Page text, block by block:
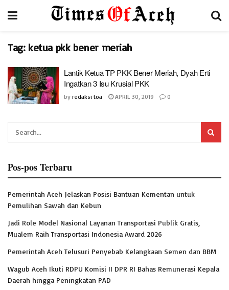
Tag: ketua pkk bener meriah
Lantik Ketua TP PKK Bener Meriah, Dyah Erti
Ingatkan 3 Isu Krusial PKK
by redaksi toa APRIL 30, 2019 0
Pos-pos Terbaru
Pemerintah Aceh Jelaskan Posisi Bantuan Kementan untuk
Pemulihan Sawah dan Kebun
Jadi Role Model Nasional Layanan Transportasi Publik Gratis,
Mualem Raih Transportasi Indonesia Award 2026
Pemerintah Aceh Telusuri Penyebab Kelangkaan Semen dan BBM
Wagub Aceh Ikuti RDPU Komisi II DPR RI Bahas Remunerasi Kepala
Daerah hingga Peningkatan PAD